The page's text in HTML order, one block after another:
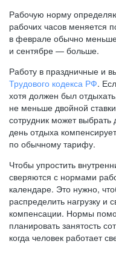
Рабочую норму
рабочих часов меняется
в феврале обычно
и сентябре — больше.
Работу в праздничные и
Трудового кодекса РФ.
хотя должен был
не меньше двойной
сотрудник может
день отдыха
по обычному тарифу.
Чтобы упростить
сверяются с нормами
календаре. Это нужно,
распределить нагрузку
компенсации. Нормы
планировать занятость
когда человек работает